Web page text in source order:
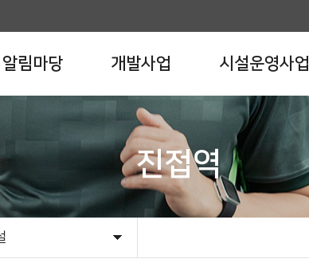
알림마당 개발사업 시설운영사업
진접역